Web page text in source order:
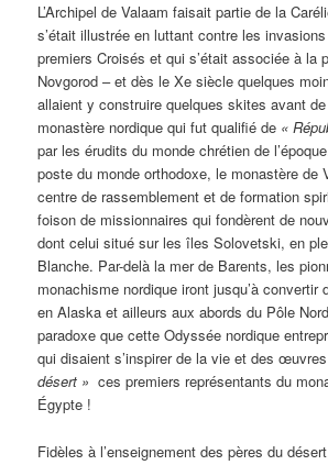
L’Archipel de Valaam faisait partie de la
s’était illustrée en luttant contre les
premiers Croisés et qui s’était associée à la
Novgorod – et dès le Xe siècle quelques
allaient y construire quelques skites avant
monastère nordique qui fut qualifié de «
par les érudits du monde chrétien de
poste du monde orthodoxe, le monastère de
centre de rassemblement et de formation
foison de missionnaires qui fondèrent de
dont celui situé sur les îles Solovetski, en
Blanche. Par-delà la mer de Barents, les
monachisme nordique iront jusqu’à convertir
en Alaska et ailleurs aux abords du Pôle
paradoxe que cette Odyssée nordique
qui disaient s’inspirer de la vie et des
désert » ces premiers représentants du
Égypte !
Fidèles à l’enseignement des pères du